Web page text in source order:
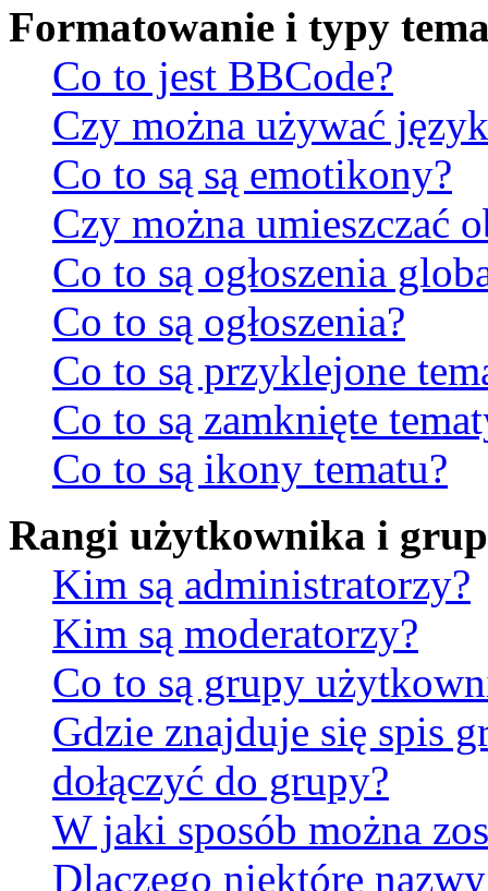
Formatowanie i typy
Co to jest BBCode?
Czy można używać
Co to są są emotikony?
Czy można umieszczać
Co to są ogłoszenia
Co to są ogłoszenia?
Co to są przyklejone
Co to są zamknięte
Co to są ikony tematu?
Rangi użytkownika i
Kim są administratorzy?
Kim są moderatorzy?
Co to są grupy
Gdzie znajduje się spis
dołączyć do grupy?
W jaki sposób można
Dlaczego niektóre